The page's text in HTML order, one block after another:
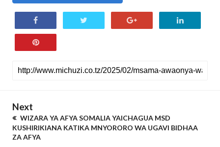
Next
WIZARA YA AFYA SOMALIA YAICHAGUA MSD
KUSHIRIKIANA KATIKA MNYORORO WA UGAVI BIDHAA
ZA AFYA